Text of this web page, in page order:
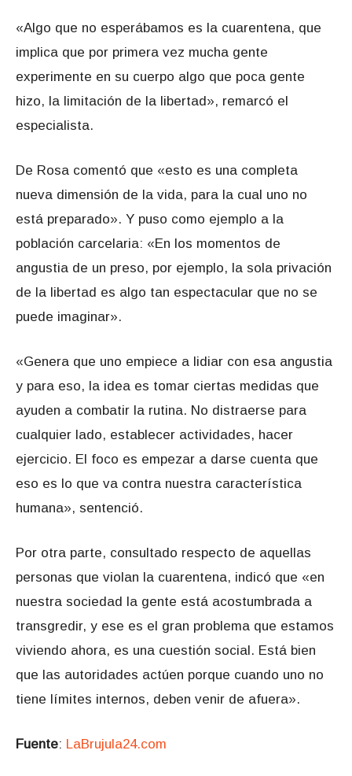
«Algo que no esperábamos es la cuarentena, que
implica que por primera vez mucha gente
experimente en su cuerpo algo que poca gente
hizo, la limitación de la libertad», remarcó el
especialista.
De Rosa comentó que «esto es una completa
nueva dimensión de la vida, para la cual uno no
está preparado». Y puso como ejemplo a la
población carcelaria: «En los momentos de
angustia de un preso, por ejemplo, la sola privación
de la libertad es algo tan espectacular que no se
puede imaginar».
«Genera que uno empiece a lidiar con esa angustia
y para eso, la idea es tomar ciertas medidas que
ayuden a combatir la rutina. No distraerse para
cualquier lado, establecer actividades, hacer
ejercicio. El foco es empezar a darse cuenta que
eso es lo que va contra nuestra característica
humana», sentenció.
Por otra parte, consultado respecto de aquellas
personas que violan la cuarentena, indicó que «en
nuestra sociedad la gente está acostumbrada a
transgredir, y ese es el gran problema que estamos
viviendo ahora, es una cuestión social. Está bien
que las autoridades actúen porque cuando uno no
tiene límites internos, deben venir de afuera».
Fuente: LaBrujula24.com